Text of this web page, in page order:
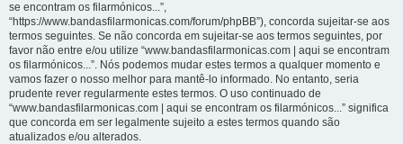
se encontram os filarmónicos...”,
“https://www.bandasfilarmonicas.com/forum/phpBB”), concorda sujeitar-se aos
termos seguintes. Se não concorda em sujeitar-se aos termos seguintes, por
favor não entre e/ou utilize “www.bandasfilarmonicas.com | aqui se encontram
os filarmónicos...”. Nós podemos mudar estes termos a qualquer momento e
vamos fazer o nosso melhor para mantê-lo informado. No entanto, seria
prudente rever regularmente estes termos. O uso continuado de
“www.bandasfilarmonicas.com | aqui se encontram os filarmónicos...” significa
que concorda em ser legalmente sujeito a estes termos quando são
atualizados e/ou alterados.